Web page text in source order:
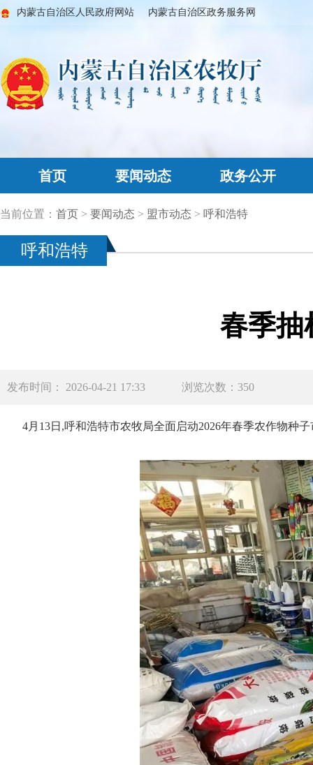
内蒙古自治区人民政府网站 内蒙古自治区政务服务网
首页 要闻动态 政务公开
当前位置： 首页 > 要闻动态 > 盟市动态 > 呼和浩特
呼和浩特
春季抽
发布时间： 2026-04-21 17:33 浏览次数：350
4月13日,呼和浩特市农牧局全面启动2026年春季农作物种